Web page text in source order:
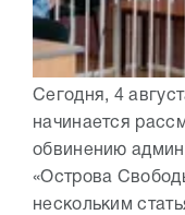
Сегодня, 4
начинается
обвинению
«Острова
нескольким